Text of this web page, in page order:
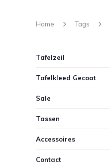
Home Tags
Tafelzeil
Tafelkleed Gecoat
Sale
Tassen
Accessoires
Contact